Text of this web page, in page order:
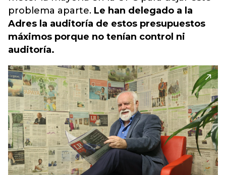
problema aparte. Le han delegado a la
Adres la auditoría de estos presupuestos
máximos porque no tenían control ni
auditoría.